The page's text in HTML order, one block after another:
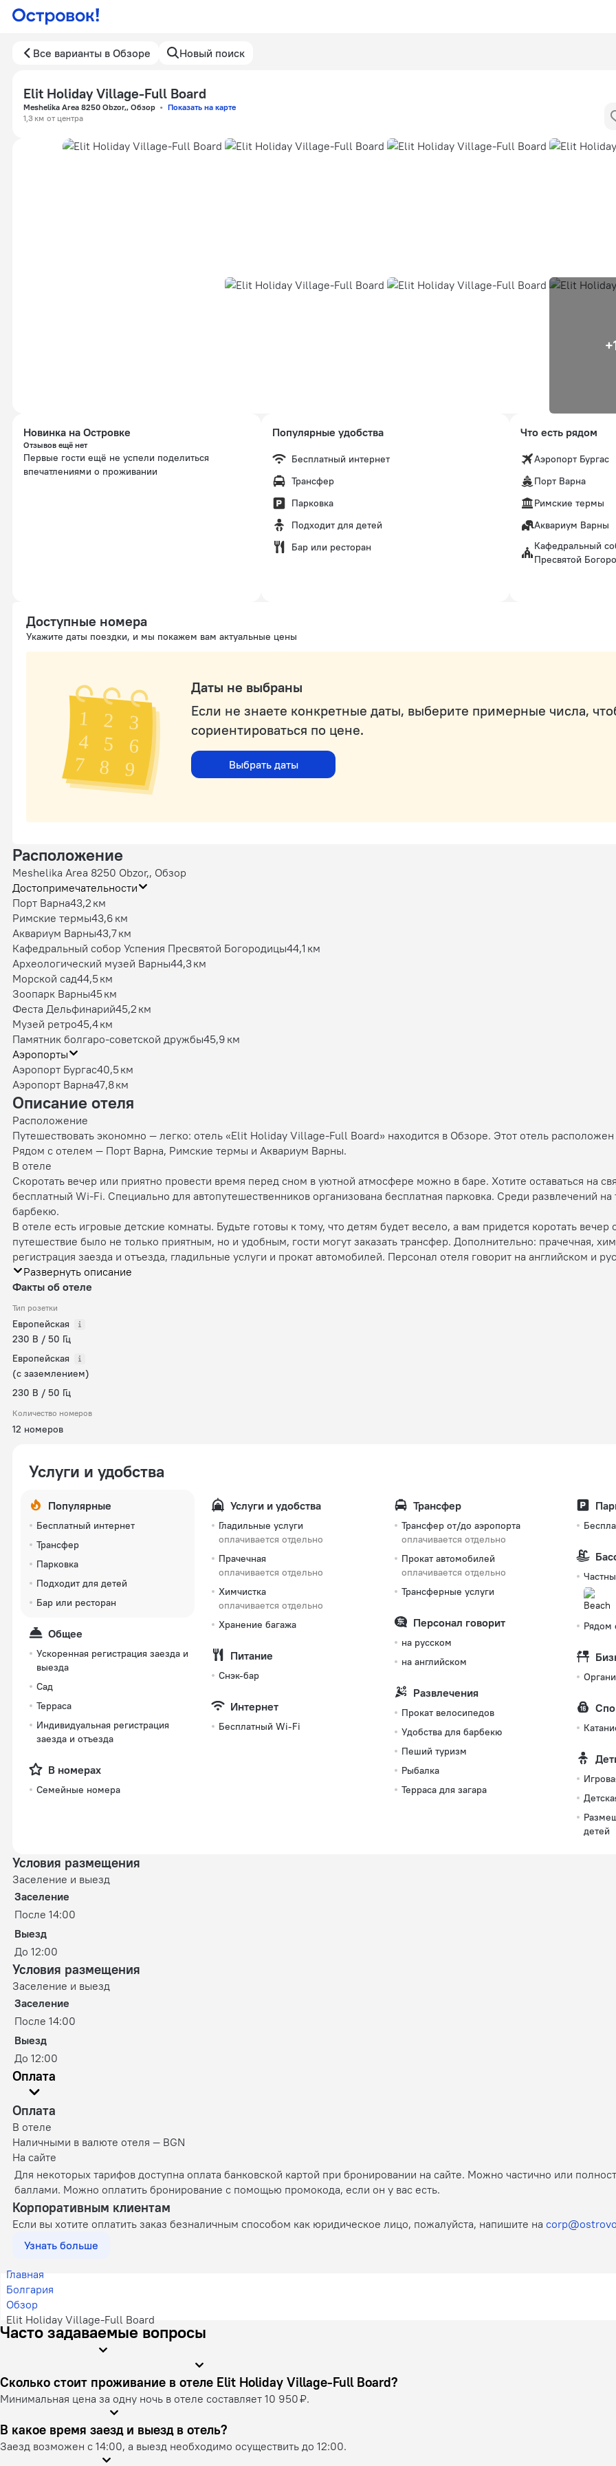
Все варианты в Обзоре Новый поиск
Elit Holiday Village-Full Board
Meshelika Area 8250 Obzor,, Обзор
Показать на карте
1,3 км от центра
Новинка на Островке
Отзывов ещё нет
Первые гости ещё не успели поделиться
впечатлениями о проживании
Популярные удобства
Бесплатный интернет
Трансфер
Парковка
Подходит для детей
Бар или ресторан
Что есть рядом
Аэропорт Бургас
Порт Варна
Римские термы
Аквариум Варны
Кафедральный
Пресвятой
Доступные номера
Укажите даты поездки, и мы покажем вам актуальные цены
Даты не выбраны
Если не знаете конкретные даты, выберите примерные числа,
сориентироваться по цене.
Выбрать даты
Расположение
Meshelika Area 8250 Obzor,, Обзор
Достопримечательности
Порт Варна43,2 км
Римские термы43,6 км
Аквариум Варны43,7 км
Кафедральный собор Успения Пресвятой Богородицы44,1 км
Археологический музей Варны44,3 км
Морской сад44,5 км
Зоопарк Варны45 км
Феста Дельфинарий45,2 км
Музей ретро45,4 км
Памятник болгаро-советской дружбы45,9 км
Аэропорты
Аэропорт Бургас40,5 км
Аэропорт Варна47,8 км
Описание отеля
Расположение
Путешествовать экономно — легко: отель «Elit Holiday Village-Full Board» находится в Обзоре. Этот отель расположен
Рядом с отелем — Порт Варна, Римские термы и Аквариум Варны.
В отеле
Скоротать вечер или приятно провести время перед сном в уютной атмосфере можно в баре. Хотите оставаться на
бесплатный Wi-Fi. Специально для автопутешественников организована бесплатная парковка. Среди развлечений
барбекю.
В отеле есть игровые детские комнаты. Будьте готовы к тому, что детям будет весело, а вам придется коротать
путешествие было не только приятным, но и удобным, гости могут заказать трансфер. Дополнительно: прачечная,
регистрация заезда и отъезда, гладильные услуги и прокат автомобилей. Персонал отеля говорит на английском и
Развернуть описание
Факты об отеле
Тип розетки
Европейская
230 В / 50 Гц
Европейская
(с заземлением)
230 В / 50 Гц
Количество номеров
12 номеров
Услуги и удобства
Популярные
Бесплатный интернет
Трансфер
Парковка
Подходит для детей
Бар или ресторан
Общее
Ускоренная регистрация заезда и
выезда
Сад
Терраса
Индивидуальная регистрация
заезда и отъезда
В номерах
Семейные номера
Услуги и удобства
Гладильные услуги
оплачивается отдельно
Прачечная
оплачивается отдельно
Химчистка
оплачивается отдельно
Хранение багажа
Питание
Снэк-бар
Интернет
Бесплатный Wi-Fi
Трансфер
Трансфер от/до аэропорта
оплачивается отдельно
Прокат автомобилей
оплачивается отдельно
Трансферные услуги
Персонал говорит
на русском
на английском
Развлечения
Прокат велосипедов
Удобства для барбекю
Пеший туризм
Рыбалка
Терраса для загара
Рядом
детей
Условия размещения
Заселение и выезд
Заселение
После 14:00
Выезд
До 12:00
Условия размещения
Заселение и выезд
Заселение
После 14:00
Выезд
До 12:00
Оплата
Оплата
В отеле
Наличными в валюте отеля — BGN
На сайте
Для некоторых тарифов доступна оплата банковской картой при бронировании на сайте. Можно частично или
баллами. Можно оплатить бронирование с помощью промокода, если он у вас есть.
Корпоративным клиентам
Если вы хотите оплатить заказ безналичным способом как юридическое лицо, пожалуйста, напишите на
Узнать больше
Главная
Болгария
Обзор
Elit Holiday Village-Full Board
Часто задаваемые вопросы
Сколько стоит проживание в отеле Elit Holiday Village-Full Board?
Минимальная цена за одну ночь в отеле составляет 10 950 ₽.
В какое время заезд и выезд в отель?
Заезд возможен с 14:00, а выезд необходимо осуществить до 12:00.